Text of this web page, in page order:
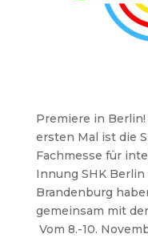
Premiere in
ersten Mal ist die
Fachmesse für
Innung SHK Berlin
Brandenburg
gemeinsam mit
Vom 8.-10.